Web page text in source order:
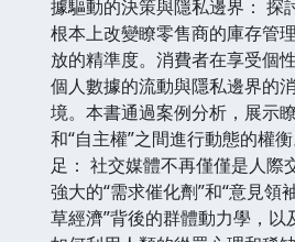
據驅動的決策與隱私邊界： 探
根本上改變瞭零售商的庫存管
放的精準度。消費者在享受個
個人數據的流動與隱私邊界的
境。本書通過案例分析，展示
和“自主權”之間進行動態的權
足： 社交媒體不再僅僅是人際
強大的“需求催化劑”和“意見領
草經濟”背後的群體動力學，